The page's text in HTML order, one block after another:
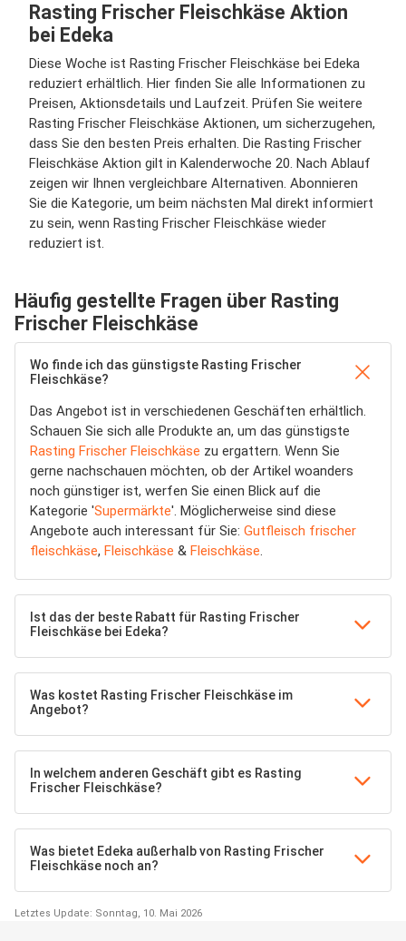
Rasting Frischer Fleischkäse Aktion
bei Edeka
Diese Woche ist Rasting Frischer Fleischkäse bei Edeka
reduziert erhältlich. Hier finden Sie alle Informationen zu
Preisen, Aktionsdetails und Laufzeit. Prüfen Sie weitere
Rasting Frischer Fleischkäse Aktionen, um sicherzugehen,
dass Sie den besten Preis erhalten. Die Rasting Frischer
Fleischkäse Aktion gilt in Kalenderwoche 20. Nach Ablauf
zeigen wir Ihnen vergleichbare Alternativen. Abonnieren
Sie die Kategorie, um beim nächsten Mal direkt informiert
zu sein, wenn Rasting Frischer Fleischkäse wieder
reduziert ist.
Häufig gestellte Fragen über Rasting
Frischer Fleischkäse
Wo finde ich das günstigste Rasting Frischer
Fleischkäse?
Das Angebot ist in verschiedenen Geschäften erhältlich.
Schauen Sie sich alle Produkte an, um das günstigste
Rasting Frischer Fleischkäse zu ergattern. Wenn Sie
gerne nachschauen möchten, ob der Artikel woanders
noch günstiger ist, werfen Sie einen Blick auf die
Kategorie 'Supermärkte'. Möglicherweise sind diese
Angebote auch interessant für Sie: Gutfleisch frischer
fleischkäse, Fleischkäse & Fleischkäse.
Ist das der beste Rabatt für Rasting Frischer
Fleischkäse bei Edeka?
Was kostet Rasting Frischer Fleischkäse im
Angebot?
In welchem anderen Geschäft gibt es Rasting
Frischer Fleischkäse?
Was bietet Edeka außerhalb von Rasting Frischer
Fleischkäse noch an?
Letztes Update: Sonntag, 10. Mai 2026